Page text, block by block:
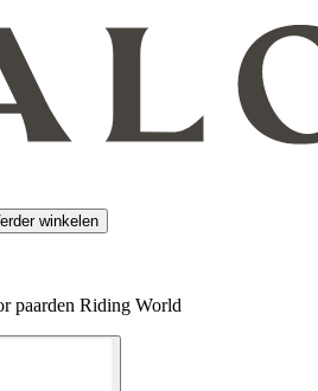
winkelen
paarden Riding World